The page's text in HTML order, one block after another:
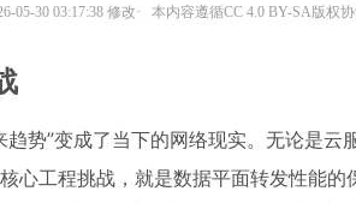
05-30 03:17:38 修改· 本内容遵循CC 4.0 BY-SA版权
势”变成了当下的网络现实。无论是
心工程挑战，就是数据平面转发性能